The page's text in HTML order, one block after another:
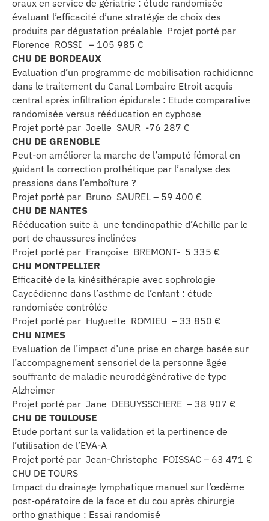
oraux en service de gériatrie : étude randomisée
évaluant l’efficacité d’une stratégie de choix des
produits par dégustation préalable Projet porté par
Florence ROSSI – 105 985 €
CHU DE BORDEAUX
Evaluation d’un programme de mobilisation rachidienne
dans le traitement du Canal Lombaire Etroit acquis
central après infiltration épidurale : Etude comparative
randomisée versus rééducation en cyphose
Projet porté par Joelle SAUR -76 287 €
CHU DE GRENOBLE
Peut-on améliorer la marche de l’amputé fémoral en
guidant la correction prothétique par l’analyse des
pressions dans l’emboîture ?
Projet porté par Bruno SAUREL – 59 400 €
CHU DE NANTES
Rééducation suite à une tendinopathie d’Achille par le
port de chaussures inclinées
Projet porté par Françoise BREMONT- 5 335 €
CHU MONTPELLIER
Efficacité de la kinésithérapie avec sophrologie
Caycédienne dans l’asthme de l’enfant : étude
randomisée contrôlée
Projet porté par Huguette ROMIEU – 33 850 €
CHU NIMES
Evaluation de l’impact d’une prise en charge basée sur
l’accompagnement sensoriel de la personne âgée
souffrante de maladie neurodégénérative de type
Alzheimer
Projet porté par Jane DEBUYSSCHERE – 38 907 €
CHU DE TOULOUSE
Etude portant sur la validation et la pertinence de
l’utilisation de l’EVA-A
Projet porté par Jean-Christophe FOISSAC – 63 471 €
CHU DE TOURS
Impact du drainage lymphatique manuel sur l’œdème
post-opératoire de la face et du cou après chirurgie
ortho gnathique : Essai randomisé